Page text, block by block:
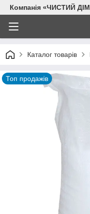
Компанія «ЧИСТИЙ
Каталог товарів
Топ продажів